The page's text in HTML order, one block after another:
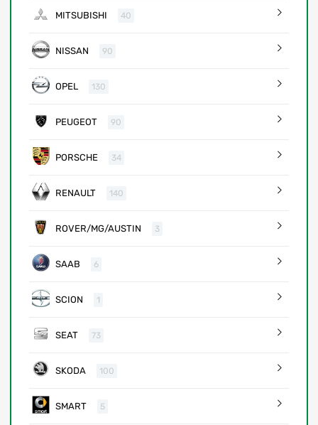
MITSUBISHI 40
NISSAN 90
OPEL 130
PEUGEOT 90
PORSCHE 34
RENAULT 140
ROVER/MG/AUSTIN 3
SAAB 6
SCION 1
SEAT 73
SKODA 100
SMART 5